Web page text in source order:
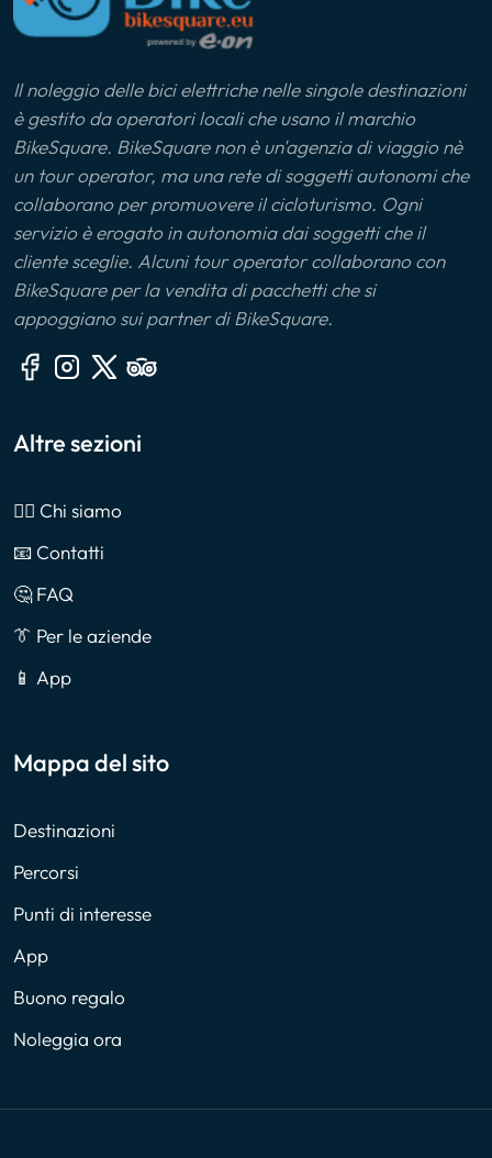
Il noleggio delle bici elettriche nelle singole destinazioni
è gestito da operatori locali che usano il marchio
BikeSquare. BikeSquare non è un'agenzia di viaggio nè
un tour operator, ma una rete di soggetti autonomi che
collaborano per promuovere il cicloturismo. Ogni
servizio è erogato in autonomia dai soggetti che il
cliente sceglie. Alcuni tour operator collaborano con
BikeSquare per la vendita di pacchetti che si
appoggiano sui partner di BikeSquare.
Altre sezioni
🙎‍♂️ Chi siamo
📧 Contatti
🤔 FAQ
👔 Per le aziende
📱 App
Mappa del sito
Destinazioni
Percorsi
Punti di interesse
App
Buono regalo
Noleggia ora